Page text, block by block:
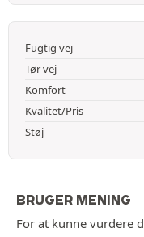
Fugtig vej
Tør vej
Komfort
Kvalitet/Pris
Støj
BRUGER MENING
For at kunne vurdere